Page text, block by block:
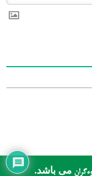
می باشد.